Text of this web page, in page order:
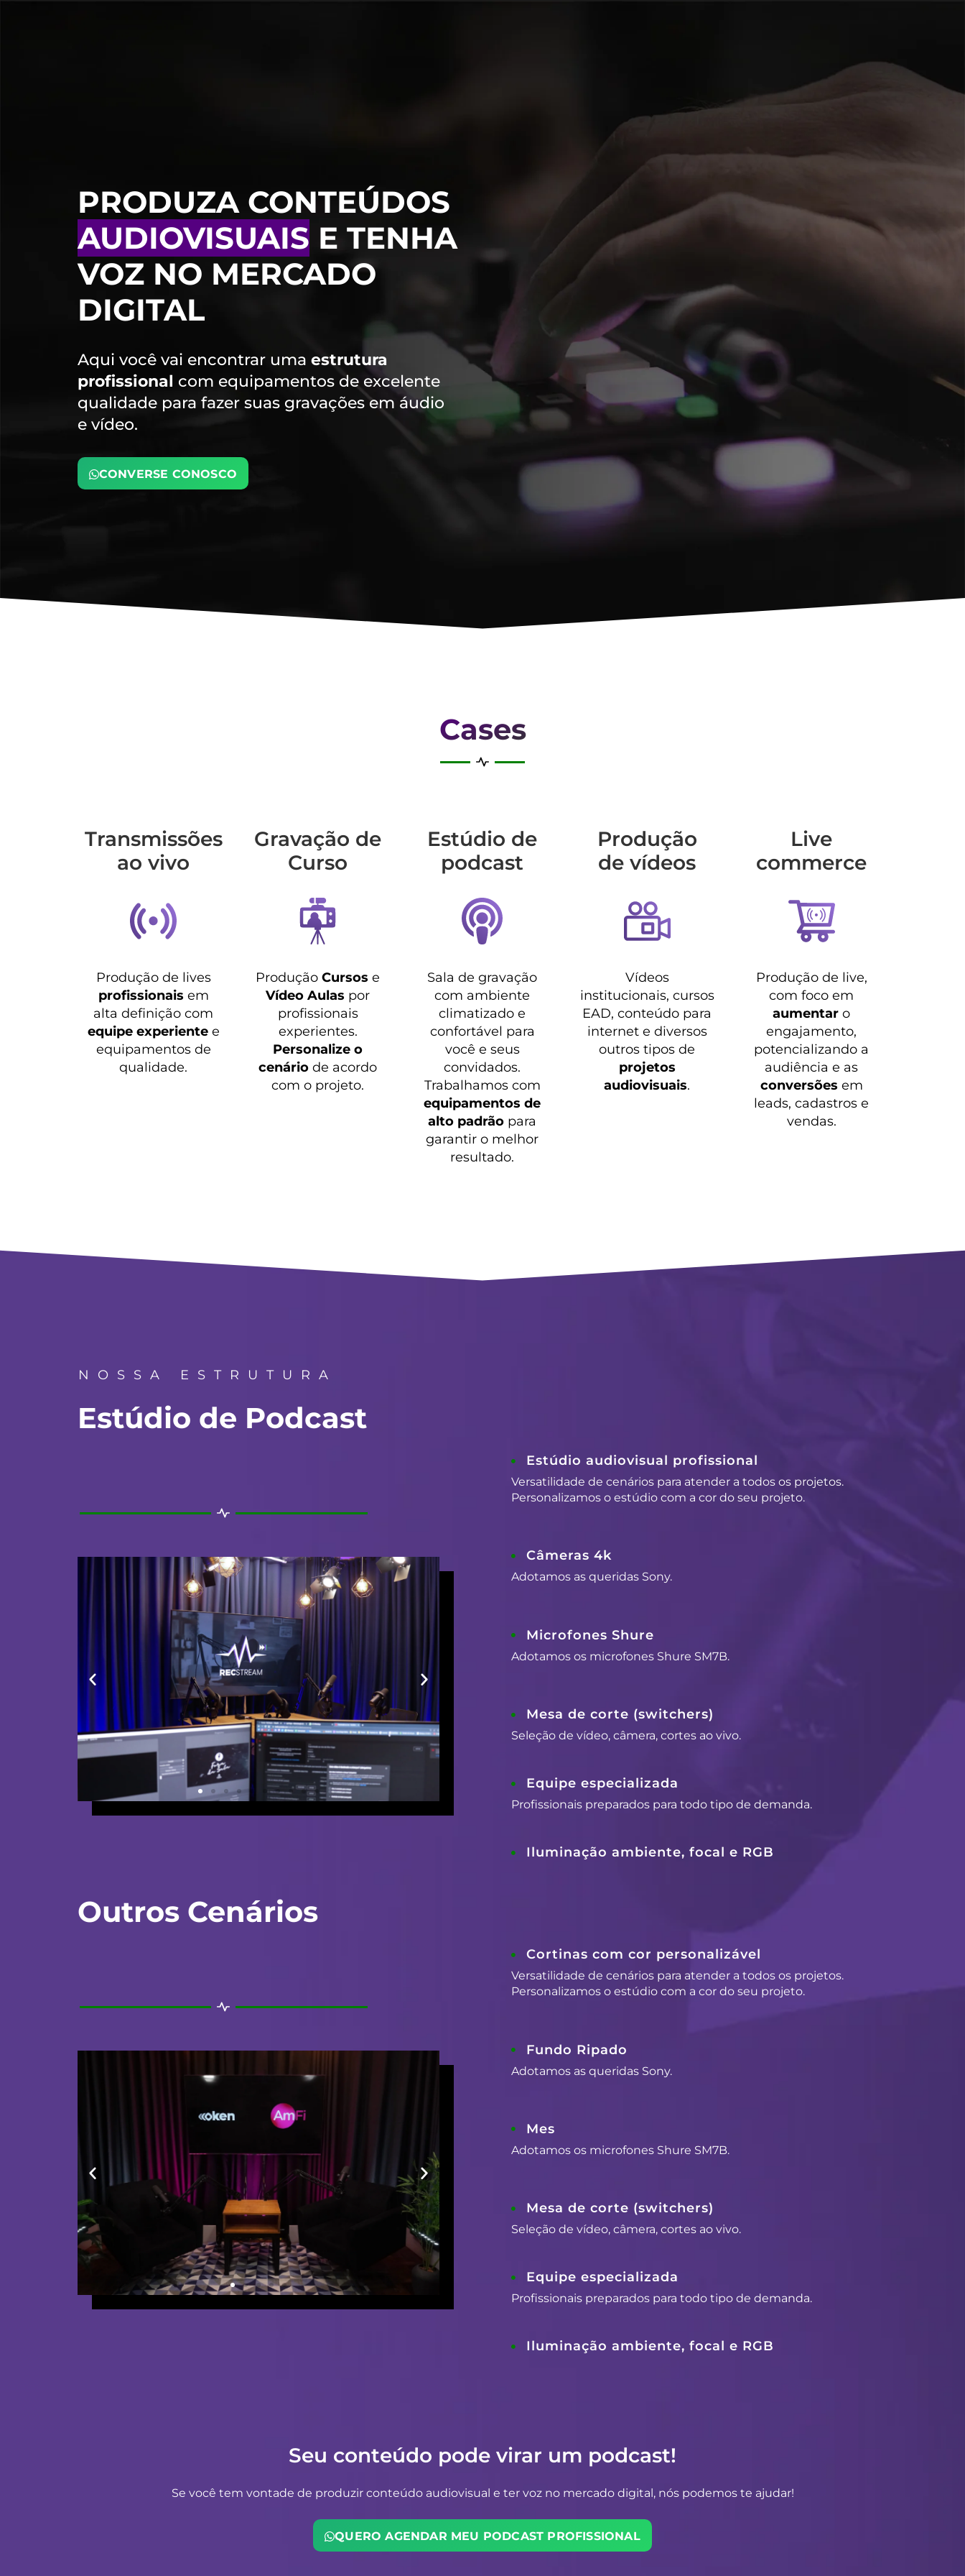
PRODUZA CONTEÚDOS
AUDIOVISUAIS E TENHA
VOZ NO MERCADO
DIGITAL
Aqui você vai encontrar uma estrutura
profissional com equipamentos de excelente
qualidade para fazer suas gravações em áudio
e vídeo.
CONVERSE CONOSCO
Cases
Transmis­sões
ao vivo
Produção de lives
profissionais em
alta definição com
equipe experientee
equipamentos de
qualidade.
Gravação de
Curso
ProduçãoCursos e
Vídeo Aulas por
profissionais
experientes.
Personalize o
cenário de acordo
com o projeto.
Estúdio de
podcast
Sala de gravação
com ambiente
climatizado e
confortável para
você e seus
convidados.
Trabalhamos com
equipamentos de
alto padrão para
garantir o melhor
resultado.
Produção
de vídeos
Vídeos
institucionais, cursos
EAD, conteúdo para
internet e diversos
outros tipos de
projetos
audiovisuais.
Live
commerce
Produção de live,
com foco em
aumentar o
engajamento,
potencializando a
audiência e as
conversões em
leads, cadastros e
vendas.
NOSSA ESTRUTURA
Estúdio de Podcast
Estúdio audiovisual profissional
Versatilidade de cenários para atender a todos os projetos.
Personalizamos o estúdio com a cor do seu projeto.
Câmeras 4k
Adotamos as queridas Sony.
Microfones Shure
Adotamos os microfones Shure SM7B.
Mesa de corte (switchers)
Seleção de vídeo, câmera, cortes ao vivo.
Equipe especializada
Profissionais preparados para todo tipo de demanda.
Iluminação ambiente, focal e RGB
Outros Cenários
Cortinas com cor personalizável
Versatilidade de cenários para atender a todos os projetos.
Personalizamos o estúdio com a cor do seu projeto.
Fundo Ripado
Adotamos as queridas Sony.
Mes
Adotamos os microfones Shure SM7B.
Mesa de corte (switchers)
Seleção de vídeo, câmera, cortes ao vivo.
Equipe especializada
Profissionais preparados para todo tipo de demanda.
Iluminação ambiente, focal e RGB
Seu conteúdo pode virar um podcast!
Se você tem vontade de produzir conteúdo audiovisual e ter voz no mercado digital, nós podemos te ajudar!
QUERO AGENDAR MEU PODCAST PROFISSIONAL